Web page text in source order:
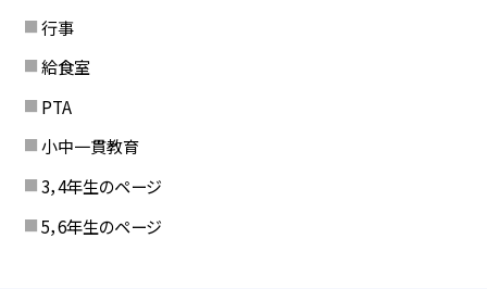
行事
給食室
PTA
小中一貫教育
3，4年生のページ
5，6年生のページ